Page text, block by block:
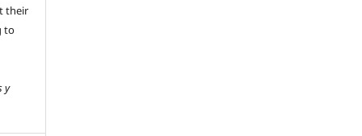
their
to
y